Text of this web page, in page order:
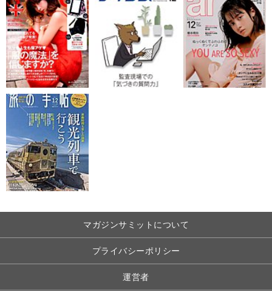
マガジンサミットについて
プライバシーポリシー
運営者